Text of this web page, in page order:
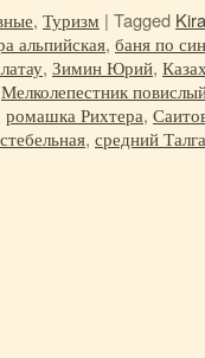
, Туризм | Tagged Kira
альпийская, баня по
, Зимин Юрий,
Мелколепестник
ромашка Рихтера,
, средний